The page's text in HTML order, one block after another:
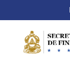
contenido